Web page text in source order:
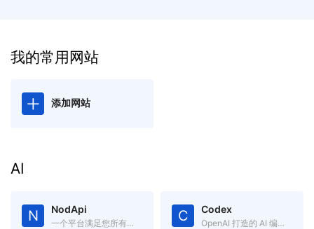
我的常用网站
添加网站
AI
N NodApi
一个平台满足您所有的AI 推理需求 C Codex
OpenAI 打造的 AI 编码助手